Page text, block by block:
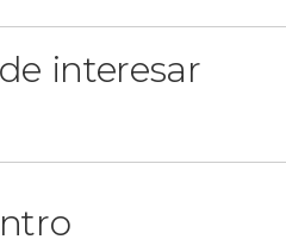
interesar